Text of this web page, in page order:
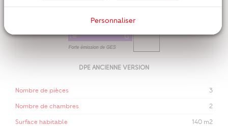
DPE ANCIENNE VERSION
Nombre de pièces 3
Nombre de chambres 2
Surface habitable 140 m2
Personnaliser